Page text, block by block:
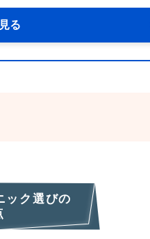
る
ック選びの